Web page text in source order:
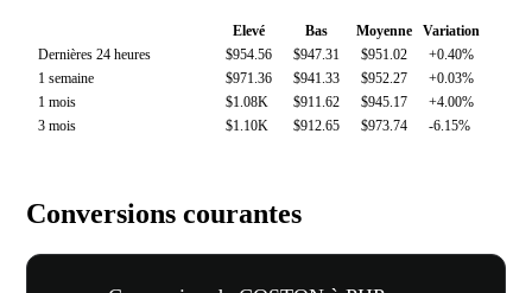
Elevé Bas Moyenne
Variation
Dernières 24 heures
$954.56 $947.31 $951.02
+0.40%
1 semaine
$971.36 $941.33 $952.27
+0.03%
1 mois
$1.08K $911.62 $945.17
+4.00%
3 mois
$1.10K $912.65 $973.74 -6.15%
Conversions courantes